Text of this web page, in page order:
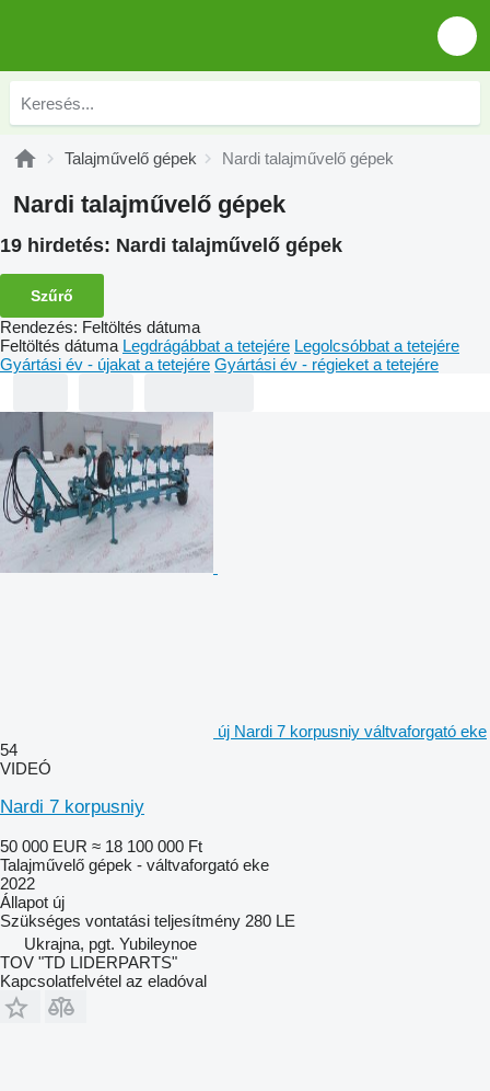
Talajművelő gépek Nardi talajművelő gépek
Nardi talajművelő gépek
19 hirdetés: Nardi talajművelő gépek
Szűrő
Rendezés: Feltöltés dátuma
Feltöltés dátuma Legdrágábbat a tetejére Legolcsóbbat a tetejére
Gyártási év - újakat a tetejére Gyártási év - régieket a tetejére
új Nardi 7 korpusniy váltvaforgató eke
54
VIDEÓ
Nardi 7 korpusniy
50 000 EUR ≈ 18 100 000 Ft
Talajművelő gépek - váltvaforgató eke
2022
Állapot új
Szükséges vontatási teljesítmény 280 LE
Ukrajna, pgt. Yubileynoe
TOV "TD LIDERPARTS"
Kapcsolatfelvétel az eladóval